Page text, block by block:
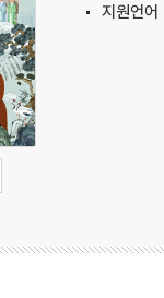
지원언어